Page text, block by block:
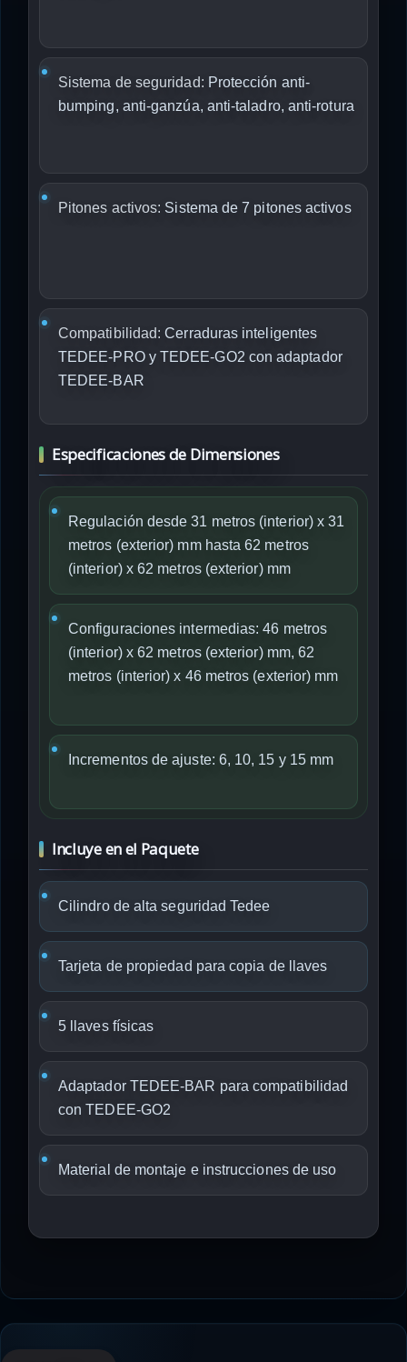
Sistema de seguridad: Protección anti-
bumping, anti-ganzúa, anti-taladro, anti-rotura
Pitones activos: Sistema de 7 pitones activos
Compatibilidad: Cerraduras inteligentes
TEDEE-PRO y TEDEE-GO2 con adaptador
TEDEE-BAR
Especificaciones de Dimensiones
Regulación desde 31 metros (interior) x 31
metros (exterior) mm hasta 62 metros
(interior) x 62 metros (exterior) mm
Configuraciones intermedias: 46 metros
(interior) x 62 metros (exterior) mm, 62
metros (interior) x 46 metros (exterior) mm
Incrementos de ajuste: 6, 10, 15 y 15 mm
Incluye en el Paquete
Cilindro de alta seguridad Tedee
Tarjeta de propiedad para copia de llaves
5 llaves físicas
Adaptador TEDEE-BAR para compatibilidad
con TEDEE-GO2
Material de montaje e instrucciones de uso